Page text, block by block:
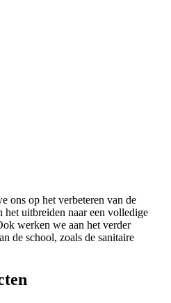
ons op het verbeteren van de
uitbreiden naar een volledige
werken we aan het verder
de school, zoals de sanitaire